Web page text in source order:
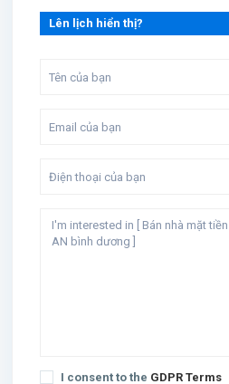
Lên lịch hiển thị?
I consent to the GDPR Terms